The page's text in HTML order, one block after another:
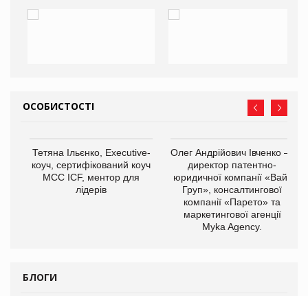
ОСОБИСТОСТІ
Тетяна Ільєнко, Executive-
коуч, сертифікований коуч
МСС ICF, ментор для
лідерів
Олег Андрійович Івченко —
директор патентно-
юридичної компанії «Вайз
Груп», консалтингової
компанії «Парето» та
маркетингової агенції
Myka Agency.
БЛОГИ